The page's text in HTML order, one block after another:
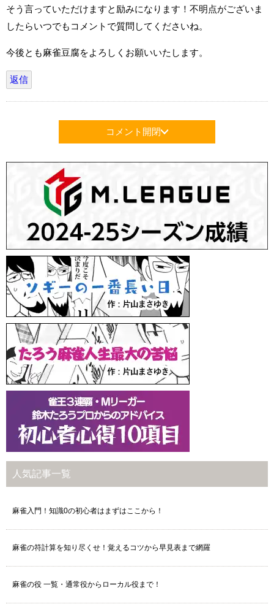
そう言っていただけますと励みになります！不明点がございま
したらいつでもコメントで質問してくださいね。
今後とも麻雀豆腐をよろしくお願いいたします。
返信
コメント開閉
人気記事一覧
麻雀入門！知識0の初心者はまずはここから！
麻雀の符計算を知り尽くせ！覚えるコツから早見表まで網羅
麻雀の役 一覧・通常役からローカル役まで！